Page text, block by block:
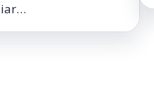
iar…